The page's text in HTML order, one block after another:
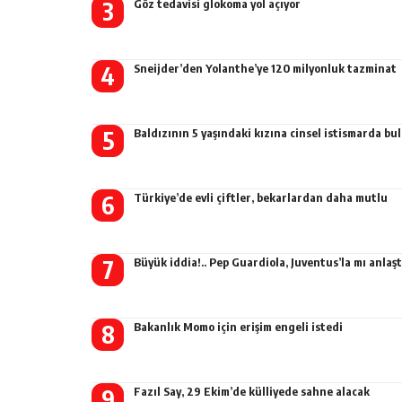
Göz tedavisi glokoma yol açıyor
Sneijder’den Yolanthe’ye 120 milyonluk tazminat
Baldızının 5 yaşındaki kızına cinsel istismarda
Türkiye’de evli çiftler, bekarlardan daha mutlu
Büyük iddia!.. Pep Guardiola, Juventus’la mı
Bakanlık Momo için erişim engeli istedi
Fazıl Say, 29 Ekim’de külliyede sahne alacak